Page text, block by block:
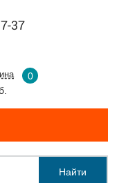
37
0
Найти